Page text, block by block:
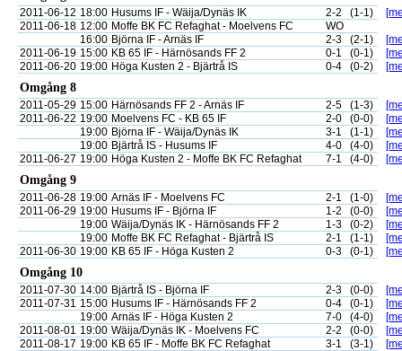
2011-06-12 18:00 Husums IF - Wäija/Dynäs IK 2-2 (1-1)
2011-06-18 12:00 Moffe BK FC Refaghat - Moelvens FC
WO
16:00 Björna IF - Arnäs IF 2-3 (2-1)
2011-06-19 15:00 KB 65 IF - Härnösands FF 2 0-1 (0-1)
2011-06-20 19:00 Höga Kusten 2 - Bjärtrå IS 0-4 (0-2)
Omgång 8
2011-05-29 15:00 Härnösands FF 2 - Arnäs IF 2-5 (1-3)
2011-06-22 19:00 Moelvens FC - KB 65 IF 2-0 (0-0)
19:00 Björna IF - Wäija/Dynäs IK 3-1 (1-1)
19:00 Bjärtrå IS - Husums IF 4-0 (4-0)
2011-06-27 19:00 Höga Kusten 2 - Moffe BK FC Refaghat 7-1 (4-0)
Omgång 9
2011-06-28 19:00 Arnäs IF - Moelvens FC 2-1 (1-0)
2011-06-29 19:00 Husums IF - Björna IF 1-2 (0-0)
19:00 Wäija/Dynäs IK - Härnösands FF 2 1-3 (0-2)
19:00 Moffe BK FC Refaghat - Bjärtrå IS 2-1 (1-1)
2011-06-30 19:00 KB 65 IF - Höga Kusten 2 0-3 (0-1)
Omgång 10
2011-07-30 14:00 Bjärtrå IS - Björna IF 2-3 (0-0)
2011-07-31 15:00 Husums IF - Härnösands FF 2 0-4 (0-1)
19:00 Arnäs IF - Höga Kusten 2 7-0 (4-0)
2011-08-01 19:00 Wäija/Dynäs IK - Moelvens FC 2-2 (0-0)
2011-08-17 19:00 KB 65 IF - Moffe BK FC Refaghat 3-1 (3-1)